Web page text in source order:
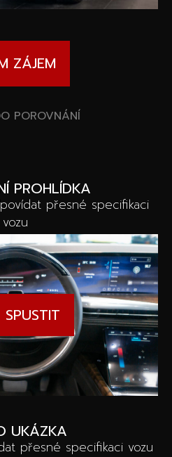
ZÁJEM
POROVNÁNÍ
PROHLÍDKA
přesné specifikaci
vozu
SPUSTIT
UKÁZKA
přesné specifikaci vozu